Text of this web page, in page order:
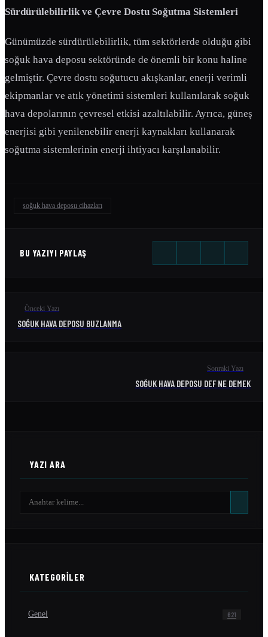
Sürdürülebilirlik ve Çevre Dostu Soğutma Sistemleri
Günümüzde sürdürülebilirlik, tüm sektörlerde olduğu gibi
soğuk hava deposu sektöründe de önemli bir konu haline
gelmiştir. Çevre dostu soğutucu akışkanlar, enerji verimli
ekipmanlar ve atık yönetimi sistemleri kullanılarak soğuk
hava depolarının çevresel etkisi azaltılabilir. Ayrıca, güneş
enerjisi gibi yenilenebilir enerji kaynakları kullanarak
soğutma sistemlerinin enerji ihtiyacı karşılanabilir.
soğuk hava deposu cihazları
BU YAZIYI PAYLAŞ
Önceki Yazı
SOĞUK HAVA DEPOSU BUZLANMA
Sonraki Yazı
SOĞUK HAVA DEPOSU DEF NE DEMEK
YAZI ARA
KATEGORILER
Genel 621